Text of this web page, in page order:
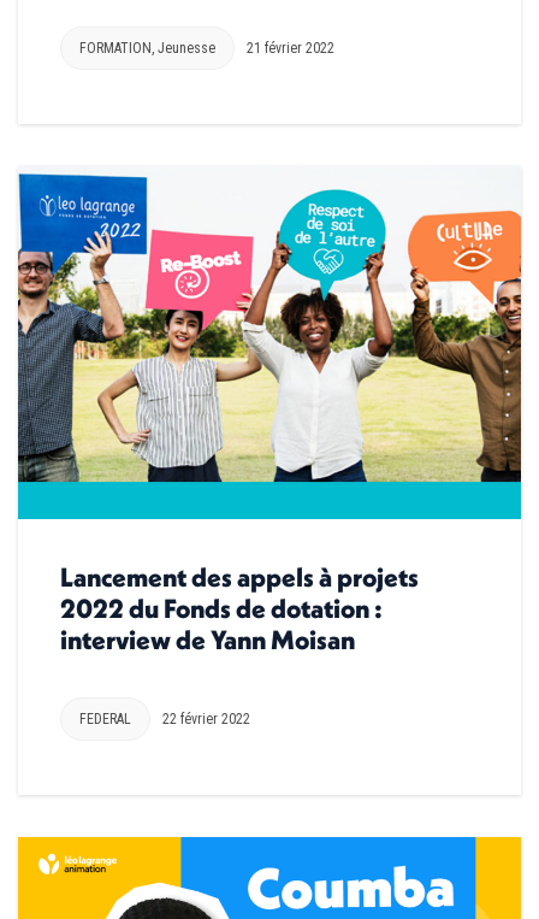
FORMATION , Jeunesse 21 février 2022
Lancement des appels à projets
2022 du Fonds de dotation :
interview de Yann Moisan
FEDERAL 22 février 2022